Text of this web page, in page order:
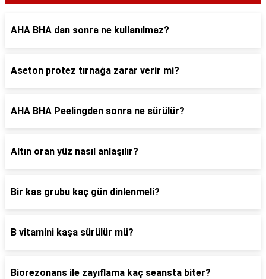
AHA BHA dan sonra ne kullanılmaz?
Aseton protez tırnağa zarar verir mi?
AHA BHA Peelingden sonra ne sürülür?
Altın oran yüz nasıl anlaşılır?
Bir kas grubu kaç gün dinlenmeli?
B vitamini kaşa sürülür mü?
Biorezonans ile zayıflama kaç seansta biter?